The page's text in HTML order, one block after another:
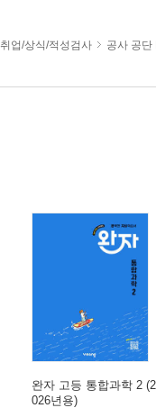
취업/상식/적성검사 공사 공단
완자 고등 통합과학 2 (2
026년용)